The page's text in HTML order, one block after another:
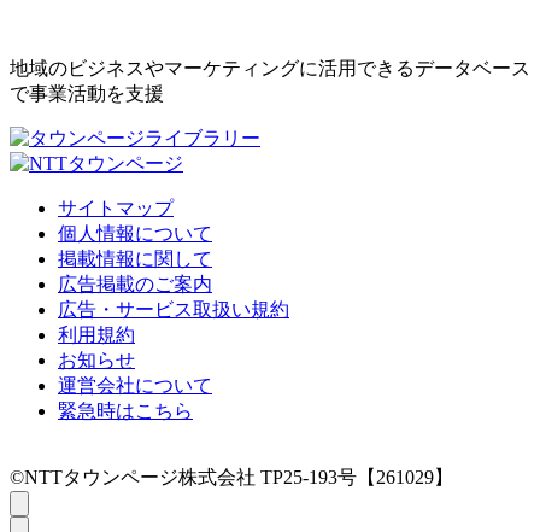
地域のビジネスやマーケティングに活用できるデータベース
で事業活動を支援
サイトマップ
個人情報について
掲載情報に関して
広告掲載のご案内
広告・サービス取扱い規約
利用規約
お知らせ
運営会社について
緊急時はこちら
©NTTタウンページ株式会社 TP25-193号【261029】